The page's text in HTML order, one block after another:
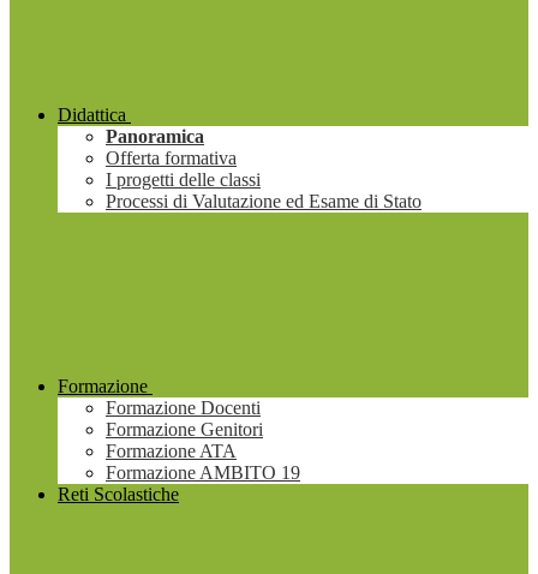
Didattica
Panoramica
Offerta formativa
I progetti delle classi
Processi di Valutazione ed Esame di Stato
Formazione
Formazione Docenti
Formazione Genitori
Formazione ATA
Formazione AMBITO 19
Reti Scolastiche